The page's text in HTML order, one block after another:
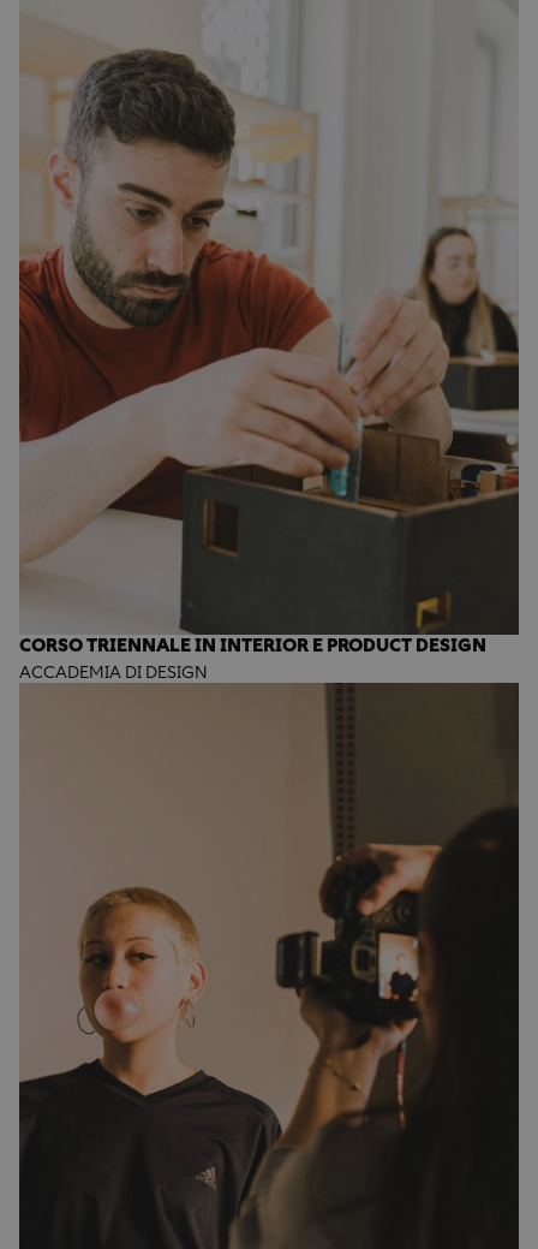
CORSO TRIENNALE IN INTERIOR E PRODUCT DESIGN
ACCADEMIA DI DESIGN